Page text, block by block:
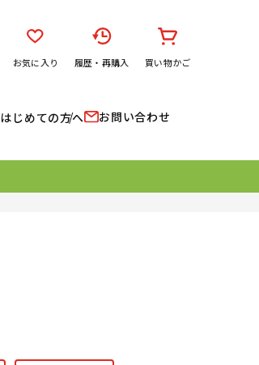
お気に入り 履歴・再購入 買い物かご
はじめての方へ お問い合わせ